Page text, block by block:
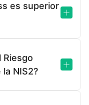
es superior
formación
de
del olvido,
Riesgo
NIS2?